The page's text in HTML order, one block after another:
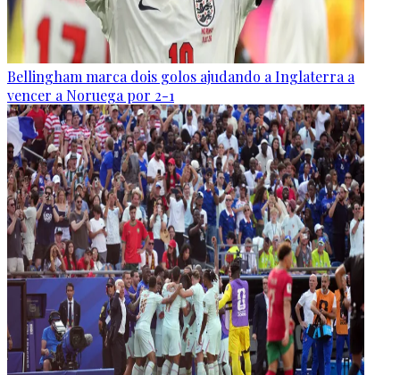
Bellingham marca dois golos ajudando a Inglaterra a
vencer a Noruega por 2-1